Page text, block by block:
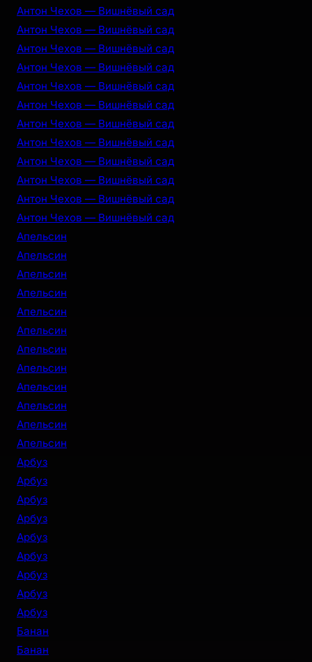
Антон Чехов — Вишнёвый сад
Антон Чехов — Вишнёвый сад
Антон Чехов — Вишнёвый сад
Антон Чехов — Вишнёвый сад
Антон Чехов — Вишнёвый сад
Антон Чехов — Вишнёвый сад
Антон Чехов — Вишнёвый сад
Антон Чехов — Вишнёвый сад
Антон Чехов — Вишнёвый сад
Антон Чехов — Вишнёвый сад
Антон Чехов — Вишнёвый сад
Антон Чехов — Вишнёвый сад
Апельсин
Апельсин
Апельсин
Апельсин
Апельсин
Апельсин
Апельсин
Апельсин
Апельсин
Апельсин
Апельсин
Апельсин
Арбуз
Арбуз
Арбуз
Арбуз
Арбуз
Арбуз
Арбуз
Арбуз
Арбуз
Банан
Банан